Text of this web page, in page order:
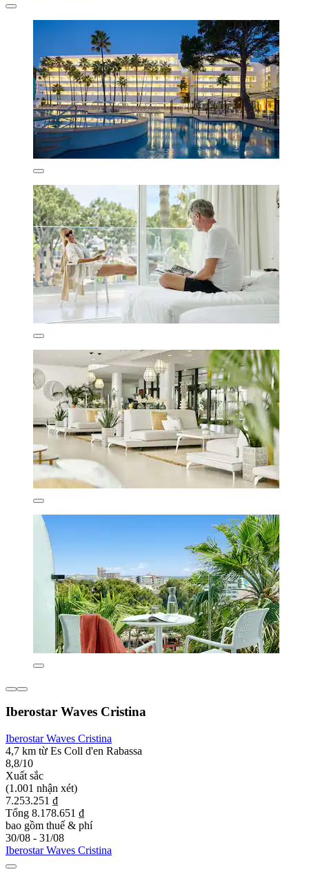
Iberostar Waves Cristina
Iberostar Waves Cristina
4,7 km từ Es Coll d'en Rabassa
8,8/10
Xuất sắc
(1.001 nhận xét)
7.253.251 ₫
Tổng 8.178.651 ₫
bao gồm thuế & phí
30/08 - 31/08
Iberostar Waves Cristina